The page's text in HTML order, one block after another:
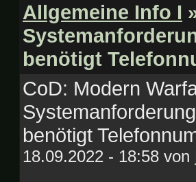
Allgemeine Info I
benötigt
CoD: Modern
benötigt
18.09.2022 - 18:58 von